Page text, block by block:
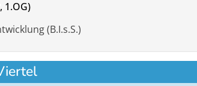
1.OG)
(B.I.s.S.)